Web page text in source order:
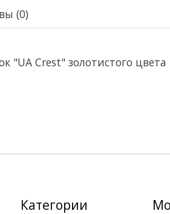
(0)
"UA Crest" золотистого цвета
Категории